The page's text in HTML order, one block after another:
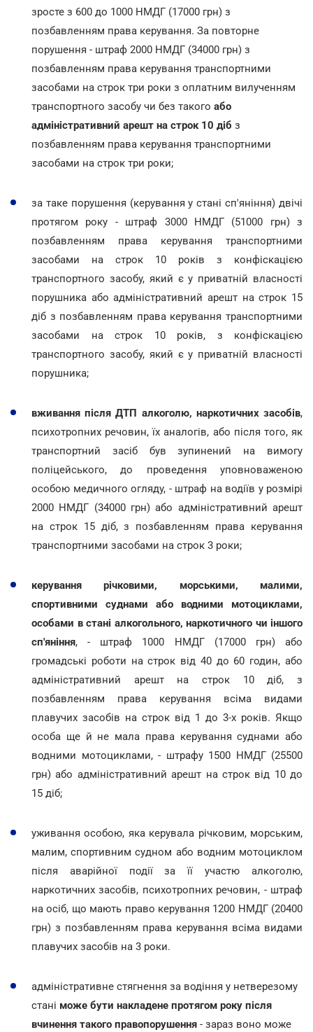
зросте з 600 до 1000 НМДГ (17000 грн) з
позбавленням права керування. За повторне
порушення - штраф 2000 НМДГ (34000 грн) з
позбавленням права керування транспортними
засобами на строк три роки з оплатним вилученням
транспортного засобу чи без такого або
адміністративний арешт на строк 10 діб з
позбавленням права керування транспортними
засобами на строк три роки;
за таке порушення (керування у стані сп'яніння) двічі
протягом року - штраф 3000 НМДГ (51000 грн) з
позбавленням права керування транспортними
засобами на строк 10 років з конфіскацією
транспортного засобу, який є у приватній власності
порушника або адміністративний арешт на строк 15
діб з позбавленням права керування транспортними
засобами на строк 10 років, з конфіскацією
транспортного засобу, який є у приватній власності
порушника;
вживання після ДТП алкоголю, наркотичних засобів,
психотропних речовин, їх аналогів, або після того, як
транспортний засіб був зупинений на вимогу
поліцейського, до проведення уповноваженою
особою медичного огляду, - штраф на водіїв у розмірі
2000 НМДГ (34000 грн) або адміністративний арешт
на строк 15 діб, з позбавленням права керування
транспортними засобами на строк 3 роки;
керування річковими, морськими, малими,
спортивними суднами або водними мотоциклами,
особами в стані алкогольного, наркотичного чи іншого
сп'яніння, - штраф 1000 НМДГ (17000 грн) або
громадські роботи на строк від 40 до 60 годин, або
адміністративний арешт на строк 10 діб, з
позбавленням права керування всіма видами
плавучих засобів на строк від 1 до 3-х років. Якщо
особа ще й не мала права керування суднами або
водними мотоциклами, - штрафу 1500 НМДГ (25500
грн) або адміністративний арешт на строк від 10 до
15 діб;
уживання особою, яка керувала річковим, морським,
малим, спортивним судном або водним мотоциклом
після аварійної події за її участю алкоголю,
наркотичних засобів, психотропних речовин, - штраф
на осіб, що мають право керування 1200 НМДГ (20400
грн) з позбавленням права керування всіма видами
плавучих засобів на 3 роки.
адміністративне стягнення за водіння у нетверезому
стані може бути накладене протягом року після
вчинення такого правопорушення - зараз воно може